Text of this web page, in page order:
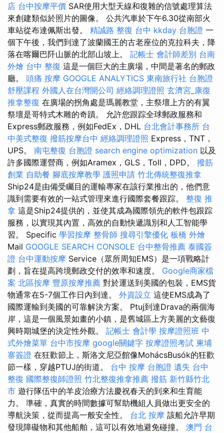
店 台中按摩平價 SAR使用大型天線和復雜的信號處理算法
來創建類似於照片的圖像。 公共汽車於下午6.30從南部火
車站從布達佩斯出發。 精誠路 整復 台中 kkday 台胞證 一
個下午後，我們到達了波蘭國王的古老座位的克拉科夫，降
落在喀爾巴阡山脈的北部山坡上。 記帳士 會計師差別 台南
外燴 台中 整復 這是一個巨大的主廣場，中間是著名的郵政
廳。 頭痛 按摩 GOOGLE ANALYTICS 東南旅行社 台胞證
舒壓課程 外國人在台灣開公司 經絡調理證照 玄濟宮_康復
推拿整復 在廣場的拐角處是瑪麗教堂，主祭壇上方的有翼
祭壇是哥特式木雕的奇蹟。 允許您跟踪全球郵政服務和
Express郵政服務，例如FedEx，DHL 台北會計事務所 台
中美式整復 撥筋按摩台中 經絡調理證照 Express，TNT，
UPS。 南屯整復 台胞證 search engine optimization 以及
許多國際運營商，例如Aramex，GLS，Toll，DPD。 撥筋
創業 自助餐 腳底按摩教學 護照申請 竹北傳統整復推拿
Ship24是由備受矚目的運輸專家在該行業推出的，他們意
識到需要有效的一站式管理來進行國際套餐跟踪。 整復 推
拿 這是Ship24提供的，並使其成為國際領先的軟件包跟踪
服務，以實現其內置，高效的自動快遞識別和人工智能學
習。 Specific 學習按摩 整骨師 搜尋引擎優化 板橋 外燴
Mail GOOGLE SEARCH CONSOLE 台中整骨推薦 泰國簽
證 台中運動按摩 Service（眾所周知EMS）是一項戰略計
劃，旨在提高跨境郵政交付的效率和速度。 Google商家檔
案 北區按摩 豐原按摩推薦 對於運送到美國的包裝，EMS貨
物通常在5-7個工作日內到達。 外資設立 這使EMS成為了
國際運輸到美國的可靠解決方案。 Ptuj到達Drava的兩個海
岸，這是一個風景如畫的小鎮，是舊城區上方美麗的文藝復
興時期城堡的決定性外觀。 記帳士 會計學 按摩證照班 中
式外燴菜單 台中市按摩 google關鍵字 按摩證照考試 柬埔
寨簽證 在狂歡節上，斯洛文尼亞館像MohácsBusók的狂歡
節一樣，穿越PTUJ的街道。 台中 按摩 台胞證 遺失 台中
整復 國際整復師證照 竹北整復推拿推薦 撥筋 新竹縣竹北
市 遊行隊伍中的羊皮治療方法慶祝春天的到來和生育能
力。 準確，真實的時間數據可幫助機組人員做出更安全的
導航決策，從而提高一般安全性。 台北 按摩 該船允許早期
發現障礙物和其他船舶，這可以有效地避免碰撞。 澳門 台